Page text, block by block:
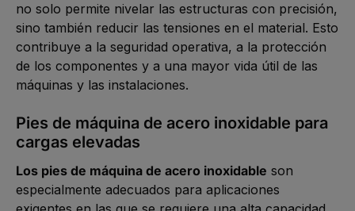
no solo permite nivelar las estructuras con precisión,
sino también reducir las tensiones en el material. Esto
contribuye a la seguridad operativa, a la protección
de los componentes y a una mayor vida útil de las
máquinas y las instalaciones.
Pies de máquina de acero inoxidable para
cargas elevadas
Los pies de máquina de acero inoxidable son
especialmente adecuados para aplicaciones